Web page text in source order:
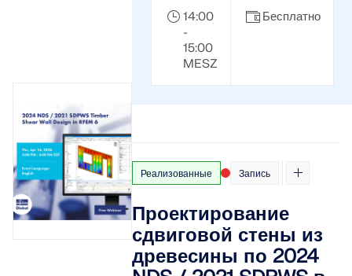
14:00
-
15:00
MESZ
Бесплатно
Реализованные Запись
Проектирование
сдвиговой стены из
древесины по 2024